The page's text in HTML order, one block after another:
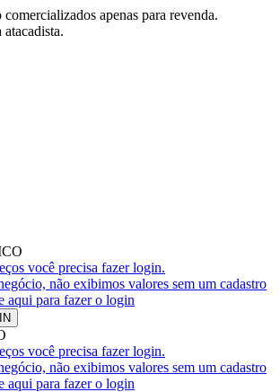
apenas para revenda.
atacadista.
você precisa fazer login.
não exibimos valores sem um cadastro
aqui para fazer o login
você precisa fazer login.
não exibimos valores sem um cadastro
aqui para fazer o login